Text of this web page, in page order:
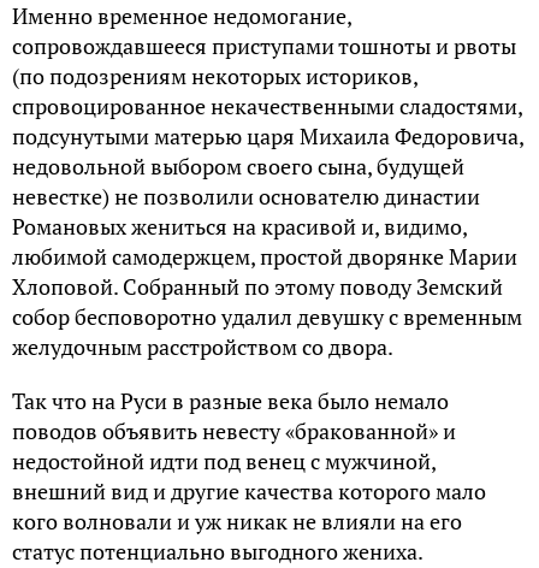
Именно временное недомогание,
сопровождавшееся приступами тошноты и рвоты
(по подозрениям некоторых историков,
спровоцированное некачественными сладостями,
подсунутыми матерью царя Михаила Федоровича,
недовольной выбором своего сына, будущей
невестке) не позволили основателю династии
Романовых жениться на красивой и, видимо,
любимой самодержцем, простой дворянке Марии
Хлоповой. Собранный по этому поводу Земский
собор бесповоротно удалил девушку с временным
желудочным расстройством со двора.
Так что на Руси в разные века было немало
поводов объявить невесту «бракованной» и
недостойной идти под венец с мужчиной,
внешний вид и другие качества которого мало
кого волновали и уж никак не влияли на его
статус потенциально выгодного жениха.